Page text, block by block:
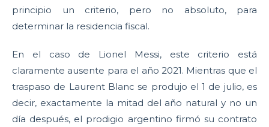
principio un criterio, pero no absoluto, para
determinar la residencia fiscal.
En el caso de Lionel Messi, este criterio está
claramente ausente para el año 2021. Mientras que el
traspaso de Laurent Blanc se produjo el 1 de julio, es
decir, exactamente la mitad del año natural y no un
día después, el prodigio argentino firmó su contrato